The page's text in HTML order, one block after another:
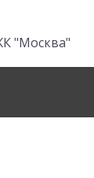
"Москва"